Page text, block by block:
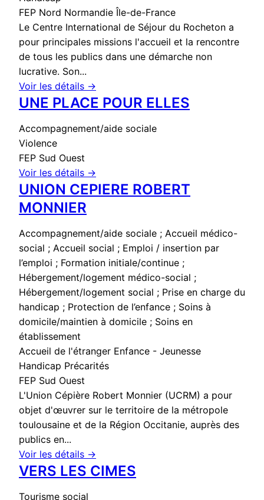
FEP Nord Normandie Île-de-France
Le Centre International de Séjour du Rocheton a
pour principales missions l'accueil et la rencontre
de tous les publics dans une démarche non
lucrative. Son...
Voir les détails →
UNE PLACE POUR ELLES
Accompagnement/aide sociale
Violence
FEP Sud Ouest
Voir les détails →
UNION CEPIERE ROBERT
MONNIER
Accompagnement/aide sociale ; Accueil médico-
social ; Accueil social ; Emploi / insertion par
l’emploi ; Formation initiale/continue ;
Hébergement/logement médico-social ;
Hébergement/logement social ; Prise en charge du
handicap ; Protection de l’enfance ; Soins à
domicile/maintien à domicile ; Soins en
établissement
Accueil de l'étranger Enfance - Jeunesse
Handicap Précarités
FEP Sud Ouest
L'Union Cépière Robert Monnier (UCRM) a pour
objet d'œuvrer sur le territoire de la métropole
toulousaine et de la Région Occitanie, auprès des
publics en...
Voir les détails →
VERS LES CIMES
Tourisme social